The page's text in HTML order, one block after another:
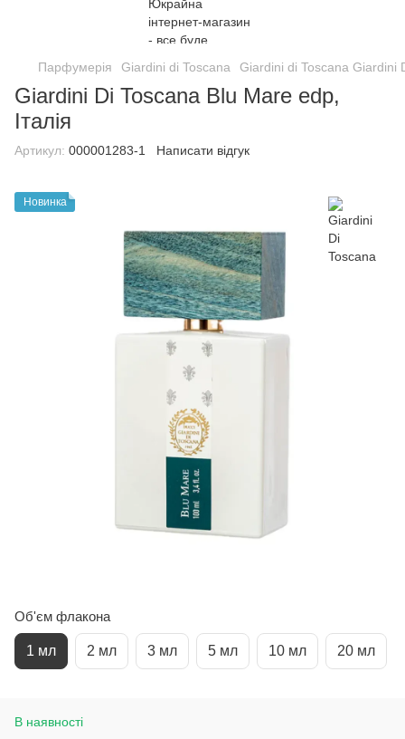
Парфумерія Giardini di Toscana Giardini di Toscana Giardini
Giardini Di Toscana Blu Mare edp,
Італія
Артикул: 000001283-1 Написати відгук
Новинка
Об'єм флакона
1 мл 2 мл 3 мл 5 мл 10 мл 20 мл
В наявності